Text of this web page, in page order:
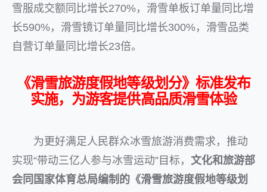
雪服成交额同比增长270%，滑雪单板订单量同比增
长590%，滑雪镜订单量同比增长300%，滑雪品类
自营订单量同比增长23倍。
《滑雪旅游度假地等级划分》标准发布
实施，为游客提供高品质滑雪体验
为更好满足人民群众冰雪旅游消费需求，推动
实现“带动三亿人参与冰雪运动”目标， 文化和旅游部
会同国家体育总局编制的《滑雪旅游度假地等级划